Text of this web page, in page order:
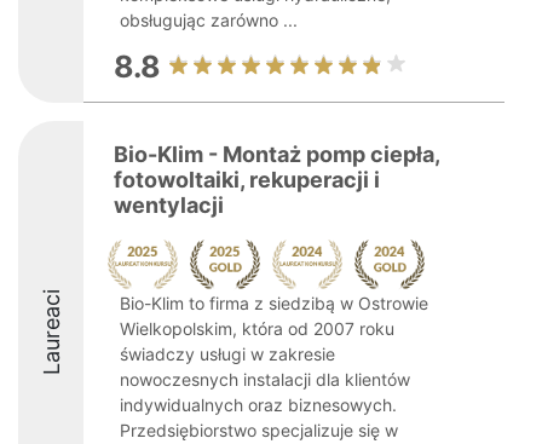
obsługując zarówno ...
8.8
Laureaci
Bio-Klim - Montaż pomp ciepła,
fotowoltaiki, rekuperacji i
wentylacji
Bio-Klim to firma z siedzibą w Ostrowie
Wielkopolskim, która od 2007 roku
świadczy usługi w zakresie
nowoczesnych instalacji dla klientów
indywidualnych oraz biznesowych.
Przedsiębiorstwo specjalizuje się w